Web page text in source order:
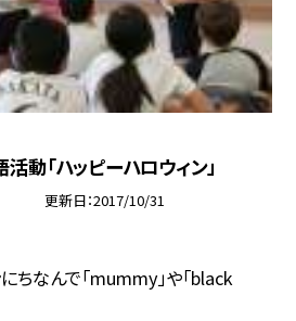
「ハッピーハロウィン」
更新日 2017/10/31
ちなんで「mummy」や「black